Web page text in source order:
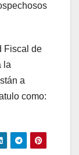
Fiscal de
la
a
como: